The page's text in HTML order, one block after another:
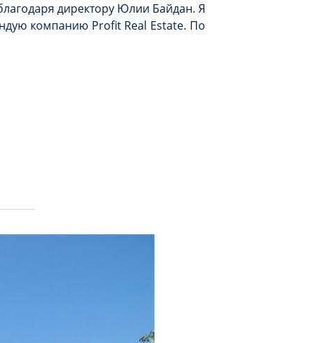
директору Юлии Байдан. Я
компанию Profit Real Estate. По